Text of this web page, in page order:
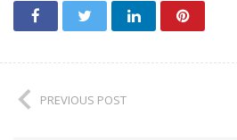
PREVIOUS POST